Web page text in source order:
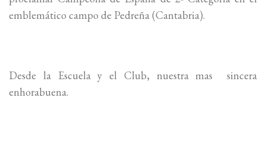
emblemático campo de Pedreña (Cantabria).
Desde la Escuela y el Club, nuestra mas sincera
enhorabuena.